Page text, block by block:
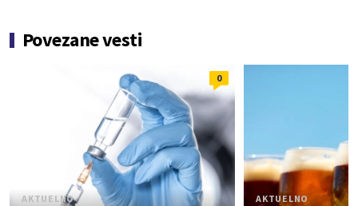
Povezane vesti
0
AKTUELNO AKTUELNO